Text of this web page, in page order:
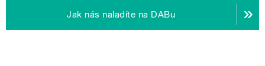
Jak nás naladíte na DABu